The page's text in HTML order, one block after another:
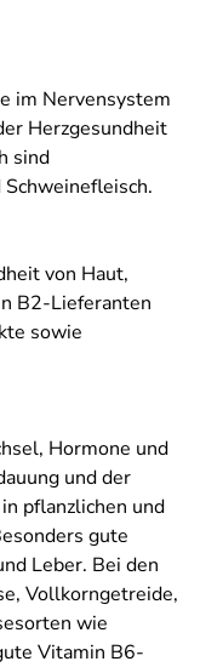
im Nervensystem
Herzgesundheit
sind
von Haut,
B2-Lieferanten
sowie
Hormone und
und der
pflanzlichen und
gute
Leber. Bei den
Vollkorngetreide,
wie
Vitamin B6-